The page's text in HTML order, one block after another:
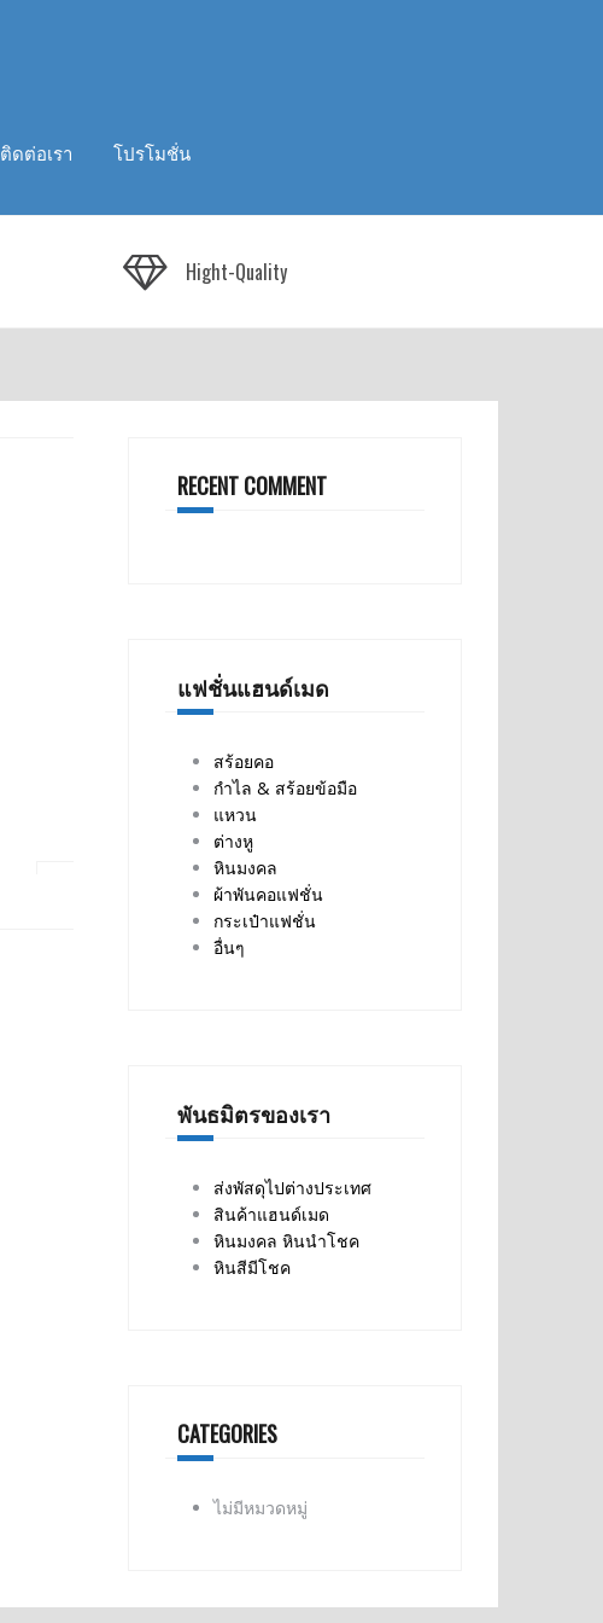
ติดต่อเรา โปรโมชั่น
Hight-Quality
RECENT COMMENT
แฟชั่นแฮนด์เมด
สร้อยคอ
กำไล & สร้อยข้อมือ
แหวน
ต่างหู
หินมงคล
ผ้าพันคอแฟชั่น
กระเป๋าแฟชั่น
อื่นๆ
พันธมิตรของเรา
ส่งพัสดุไปต่างประเทศ
สินค้าแฮนด์เมด
หินมงคล หินนำโชค
หินสีมีโชค
CATEGORIES
ไม่มีหมวดหมู่